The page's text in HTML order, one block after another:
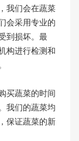
我们会在蔬菜
会采用专业的
到损坏。最
构进行检测和
买蔬菜的时间
我们的蔬菜均
保证蔬菜的新